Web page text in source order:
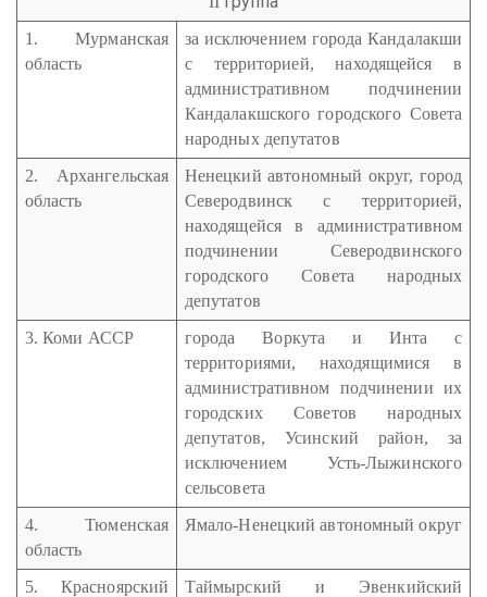
1. Мурманская
область
за исключением города Кандалакши
с территорией, находящейся в
административном подчинении
Кандалакшского городского Совета
народных депутатов
2. Архангельская
область
Ненецкий автономный округ, город
Северодвинск с территорией,
находящейся в административном
подчинении Северодвинского
городского Совета народных
депутатов
3. Коми АССР
города Воркута и Инта с
территориями, находящимися в
административном подчинении их
городских Советов народных
депутатов, Усинский район, за
исключением Усть-Лыжинского
сельсовета
4. Тюменская
область
Ямало-Ненецкий автономный округ
5. Красноярский
Таймырский и Эвенкийский